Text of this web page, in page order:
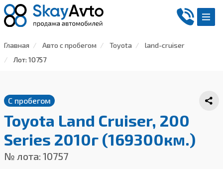
Главная Авто с пробегом Toyota
land-cruiser
Лот: 10757
С пробегом
Toyota Land Cruiser, 200
Series 2010г (169300км.)
№ лота: 10757